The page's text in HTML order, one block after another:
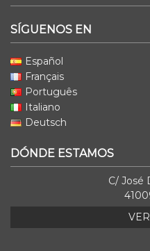
SÍGUENOS EN
Español
Français
Português
Italiano
Deutsch
DÓNDE ESTAMOS
C/ José